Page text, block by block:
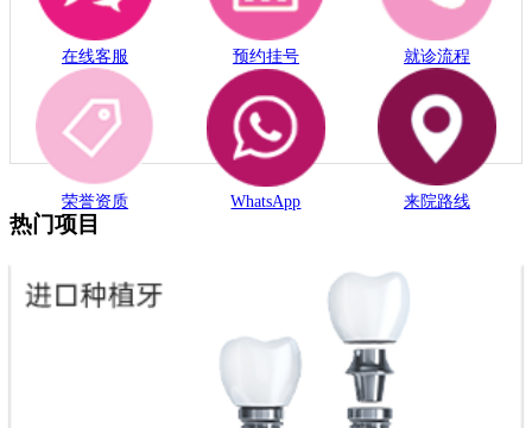
在线客服 预约挂号 就诊流程
荣誉资质 WhatsApp 来院路线
热门项目